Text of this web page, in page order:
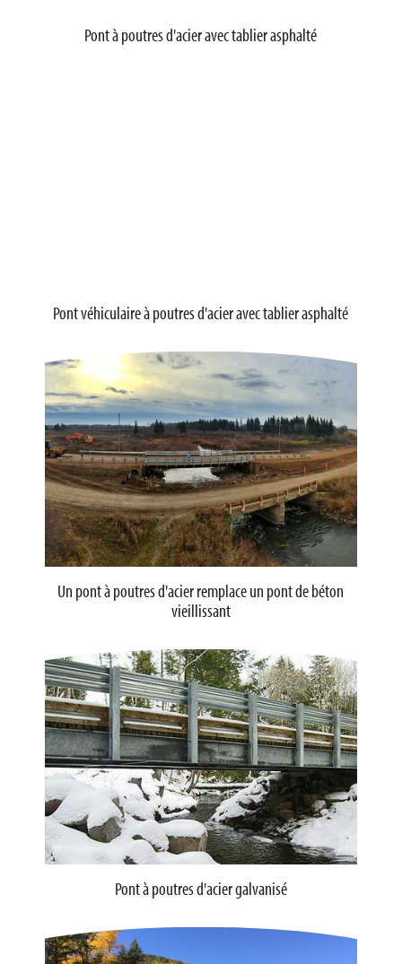
Pont à poutres d'acier avec tablier asphalté
Pont véhiculaire à poutres d'acier avec tablier asphalté
Un pont à poutres d'acier remplace un pont de béton
vieillissant
Pont à poutres d'acier galvanisé